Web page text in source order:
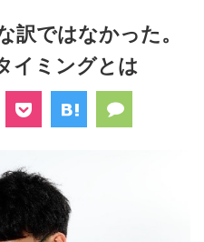
訳ではなかった。
イミングとは